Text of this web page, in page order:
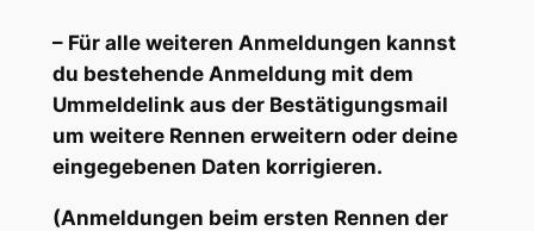
– Für alle weiteren Anmeldungen kannst
du bestehende Anmeldung mit dem
Ummeldelink aus der Bestätigungsmail
um weitere Rennen erweitern oder deine
eingegebenen Daten korrigieren.
(Anmeldungen beim ersten Rennen der